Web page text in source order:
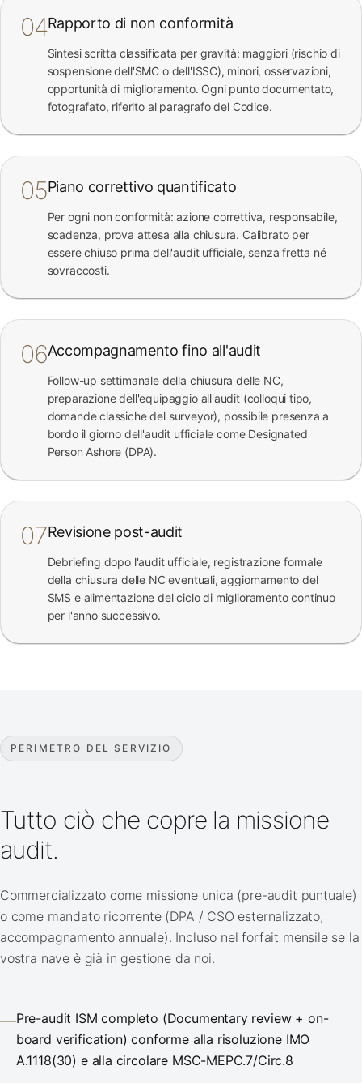
04Rapporto di non conformità
Sintesi scritta classificata per gravità: maggiori (rischio di
sospensione dell'SMC o dell'ISSC), minori, osservazioni,
opportunità di miglioramento. Ogni punto documentato,
fotografato, riferito al paragrafo del Codice.
05Piano correttivo quantificato
Per ogni non conformità: azione correttiva, responsabile,
scadenza, prova attesa alla chiusura. Calibrato per
essere chiuso prima dell'audit ufficiale, senza fretta né
sovraccosti.
06Accompagnamento fino all'audit
Follow-up settimanale della chiusura delle NC,
preparazione dell'equipaggio all'audit (colloqui tipo,
domande classiche del surveyor), possibile presenza a
bordo il giorno dell'audit ufficiale come Designated
Person Ashore (DPA).
07Revisione post-audit
Debriefing dopo l'audit ufficiale, registrazione formale
della chiusura delle NC eventuali, aggiornamento del
SMS e alimentazione del ciclo di miglioramento continuo
per l'anno successivo.
PERIMETRO DEL SERVIZIO
Tutto ciò che copre la missione
audit.
Commercializzato come missione unica (pre-audit puntuale)
o come mandato ricorrente (DPA / CSO esternalizzato,
accompagnamento annuale). Incluso nel forfait mensile se la
vostra nave è già in gestione da noi.
—Pre-audit ISM completo (Documentary review + on-
board verification) conforme alla risoluzione IMO
A.1118(30) e alla circolare MSC-MEPC.7/Circ.8